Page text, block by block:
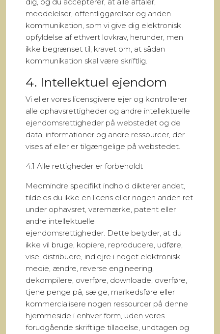
meddelelser, offentliggørelser og anden
kommunikation, som vi give dig elektronisk
opfyldelse af ethvert lovkrav, herunder, men
ikke begrænset til, kravet om, at sådan
kommunikation skal være skriftlig.
4. Intellektuel ejendom
Vi eller vores licensgivere ejer og kontrollerer
alle ophavsrettigheder og andre intellektuelle
ejendomsrettigheder på webstedet og de
data, informationer og andre ressourcer, der
vises af eller er tilgængelige på webstedet.
4.1 Alle rettigheder er forbeholdt
Medmindre specifikt indhold dikterer andet,
tildeles du ikke en licens eller nogen anden ret
under ophavsret, varemærke, patent eller
andre intellektuelle
ejendomsrettigheder. Dette betyder, at du
ikke vil bruge, kopiere, reproducere, udføre,
vise, distribuere, indlejre i noget elektronisk
medie, ændre, reverse engineering,
dekompilere, overføre, downloade, overføre,
tjene penge på, sælge, markedsføre eller
kommercialisere nogen ressourcer på denne
hjemmeside i enhver form, uden vores
forudgående skriftlige tilladelse, undtagen og